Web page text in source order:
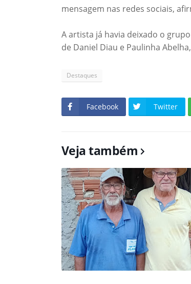
mensagem nas redes sociais,
A artista já havia deixado o
de Daniel Diau e Paulinha
Destaques
Facebook Twitter
Veja também